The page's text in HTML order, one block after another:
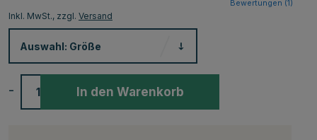
Bewertungen (1)
Inkl. MwSt., zzgl. Versand
Auswahl: Größe
- In den Warenkorb